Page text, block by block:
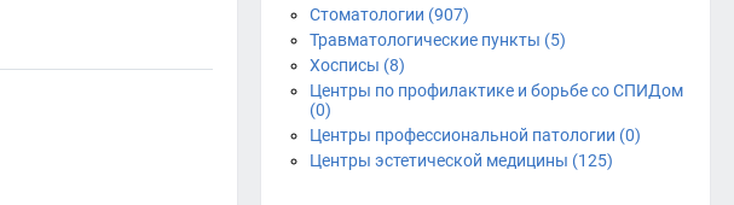
Стоматологии (907)
Травматологические пункты (5)
Хосписы (8)
Центры по профилактике и борьбе со СПИДом
(0)
Центры профессиональной патологии (0)
Центры эстетической медицины (125)